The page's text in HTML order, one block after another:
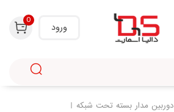
ورود
0
دوربین مدار بسته تحت شبکه